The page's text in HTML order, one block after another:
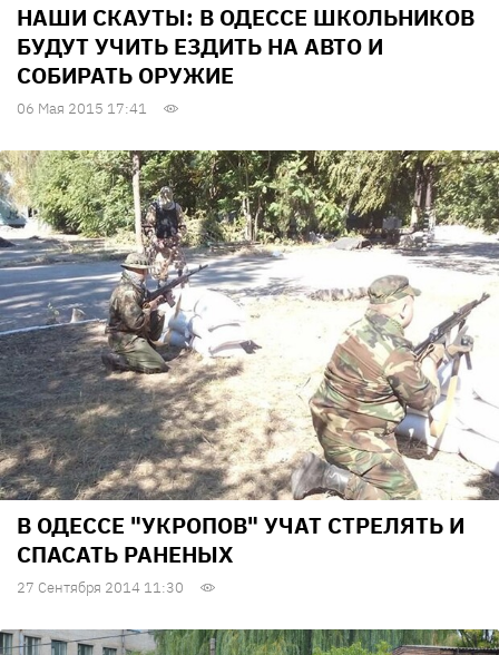
НАШИ СКАУТЫ: В ОДЕССЕ ШКОЛЬНИКОВ
БУДУТ УЧИТЬ ЕЗДИТЬ НА АВТО И
СОБИРАТЬ ОРУЖИЕ
06 Мая 2015 17:41
В ОДЕССЕ "УКРОПОВ" УЧАТ СТРЕЛЯТЬ И
СПАСАТЬ РАНЕНЫХ
27 Сентября 2014 11:30